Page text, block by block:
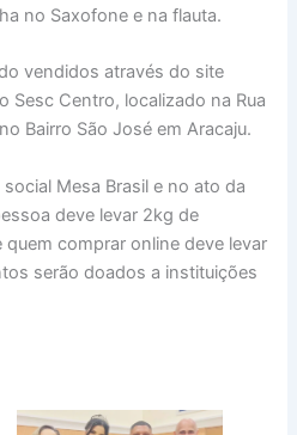
no Saxofone e na flauta.
vendidos através do site
Sesc Centro, localizado na Rua
Bairro São José em Aracaju.
Mesa Brasil e no ato da
deve levar 2kg de
comprar online deve levar
serão doados a instituições